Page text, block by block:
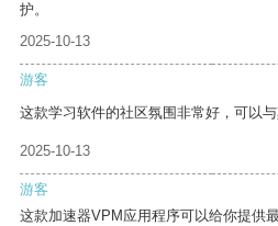
护。
2025-10-13
游客
这款学习软件的社区氛围非常好，可以
2025-10-13
游客
这款加速器VPM应用程序可以给你提供